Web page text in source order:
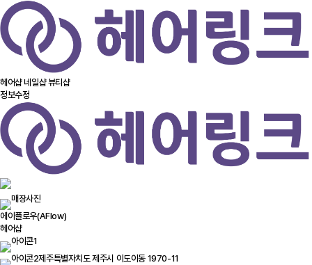
헤어샵 네일샵뷰티샵
정보수정
에이플로우(AFlow)
헤어샵
제주특별자치도 제주시 이도이동 1970-11